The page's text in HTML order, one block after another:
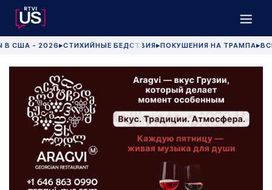
В США - 2026 ▶СТИХИЙНЫЕ БЕДСТВИЯ▶ПОКУШЕНИЯ НА ТРАМПА▶